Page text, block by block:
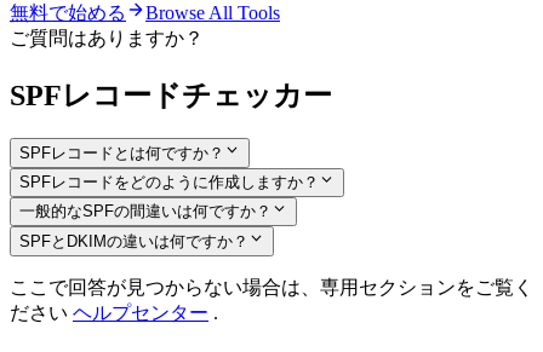
無料で始める
Browse All Tools
ご質問はありますか？
SPFレコードチェッカー
SPFレコードとは何ですか？
SPFレコードをどのように作成しますか？
一般的なSPFの間違いは何ですか？
SPFとDKIMの違いは何ですか？
ここで回答が見つからない場合は、専用セクションをご覧く
ださい ヘルプセンター .